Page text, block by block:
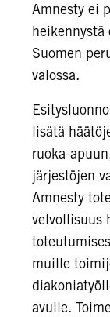
Amnesty ei
heikennystä
Suomen
valossa.
lisätä
ruoka-
järjestöjen
Amnesty
velvollisuus
muille
avulle.